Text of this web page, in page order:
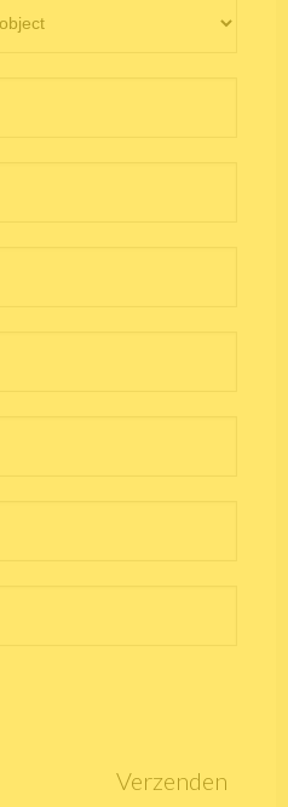
Verzenden